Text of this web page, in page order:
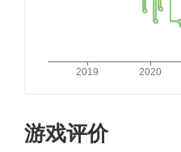
游戏评价